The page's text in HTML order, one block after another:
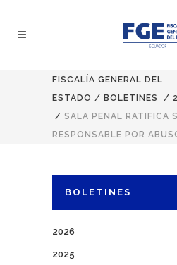
FISCALÍA GENERAL DEL
ESTADO / BOLETINES /
/ SALA PENAL RATIFICA
RESPONSABLE POR
BOLETINES
2026
2025